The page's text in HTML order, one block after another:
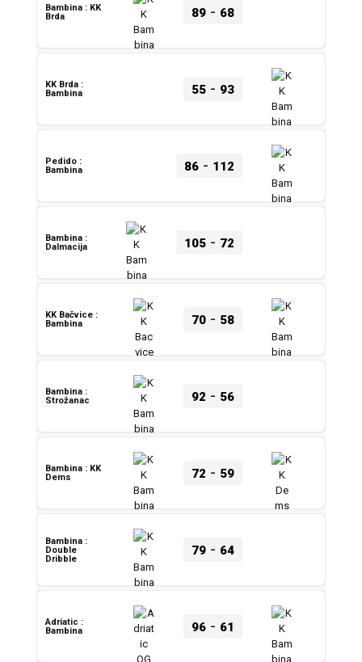
89- 68
Bambina : KK
Brda
55- 93
KK Brda :
Bambina
86- 112
Pedido :
Bambina
105- 72
Bambina :
Dalmacija
70- 58
KK Bačvice :
Bambina
92 - 56
Bambina :
Strožanac
72 - 59
Bambina : KK
Dems
79- 64
Bambina :
Double
Dribble
96- 61
Adriatic :
Bambina